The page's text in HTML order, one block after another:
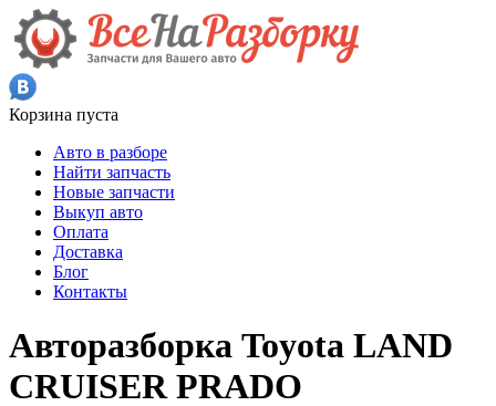
Корзина пуста
Авто в разборе
Найти запчасть
Новые запчасти
Выкуп авто
Оплата
Доставка
Блог
Контакты
Авторазборка Toyota LAND
CRUISER PRADO